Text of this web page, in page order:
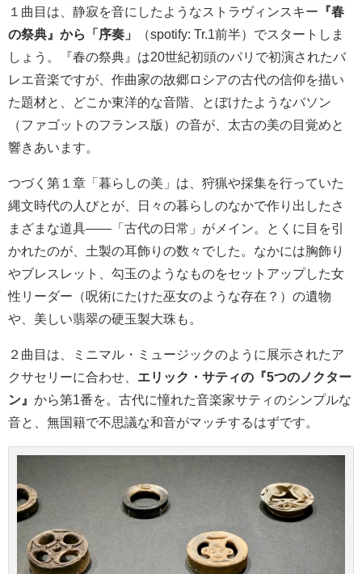
１曲目は、静寂を音にしたようなストラヴィンスキー 『春
の祭典』から「序奏」
（spotify: Tr.1前半）でスタートしま
しょう。『春の祭典』は20世紀初頭のパリで初演されたバ
レエ音楽ですが、作曲家の故郷ロシアの古代の信仰を描い
た題材と、どこか東洋的な音階、とぼけたようなバソン
（ファゴットのフランス版）の音が、太古の美の目覚めと
響きあいます。
つづく第１章「暮らしの美」は、狩猟や採集を行っていた
縄文時代の人びとが、日々の暮らしのなかで作り出したさ
まざまな道具――「古代の日常」がメイン。とくに目を引
かれたのが、土製の耳飾りの数々でした。なかには胸飾り
やブレスレット、勾玉のようなものをセットアップした女
性リーダー（呪術にたけた巫女のような存在？）の遺物
や、美しい翡翠の硬玉製大珠も。
２曲目は、ミニマル・ミュージックのように展示されたア
クサセリーに合わせ、
エリック・サティの『5つのノクター
ン』 から第1番を。古代に憧れた音楽家サティのシンプルな
音と、無国籍で不思議な和音がマッチするはずです。